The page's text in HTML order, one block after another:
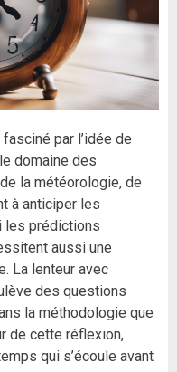
par l’idée de
domaine des
la météorologie, de
à anticiper les
les prédictions
aussi une
La lenteur avec
des questions
la méthodologie que
de cette réflexion,
qui s’écoule avant